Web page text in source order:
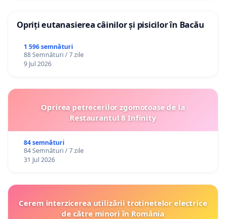
Opriți eutanasierea câinilor și pisicilor în Bacău
1 596 semnături
88 Semnături / 7 zile
9 Jul 2026
Oprirea petrecerilor zgomotoase de la
Restaurantul 8 Infinity
84 semnături
84 Semnături / 7 zile
31 Jul 2026
Cerem interzicerea utilizării trotinetelor electrice
de către minori în România